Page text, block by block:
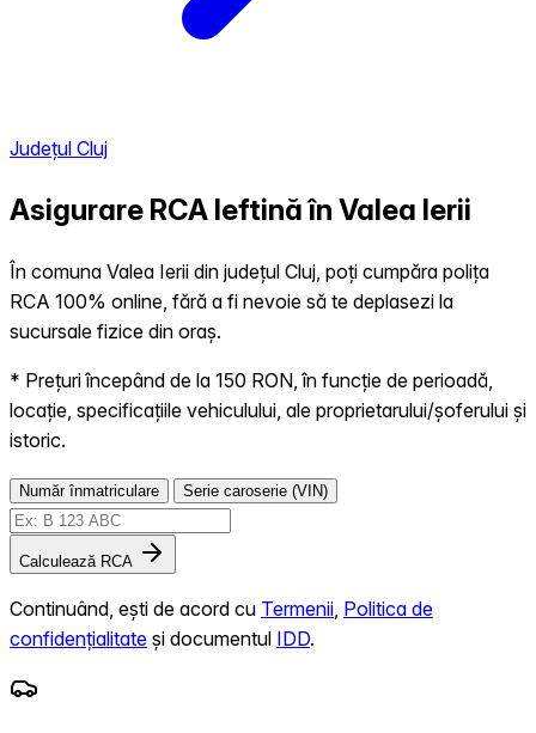
Județul Cluj
Asigurare RCA Ieftină în Valea Ierii
În comuna Valea Ierii din județul Cluj, poți cumpăra polița
RCA 100% online, fără a fi nevoie să te deplasezi la
sucursale fizice din oraș.
* Prețuri începând de la 150 RON, în funcție de perioadă,
locație, specificațiile vehiculului, ale proprietarului/șoferului și
istoric.
Număr înmatriculare Serie caroserie (VIN)
Calculează RCA
Continuând, ești de acord cu Termenii Politica de
confidențialitate și documentul IDD.